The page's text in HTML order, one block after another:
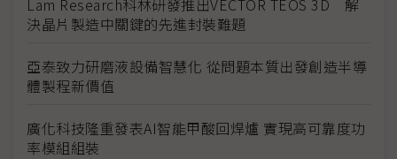
Lam Research科林研發推出VECTOR TEOS 3D 解
決晶片製造中關鍵的先進封裝難題
亞泰致力研磨液設備智慧化 從問題本質出發創造半導
體製程新價值
廣化科技隆重發表AI智能甲酸回焊爐 實現高可靠度功
率模組組裝